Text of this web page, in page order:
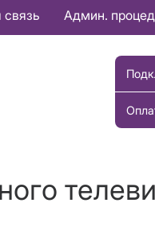
связь Админ.